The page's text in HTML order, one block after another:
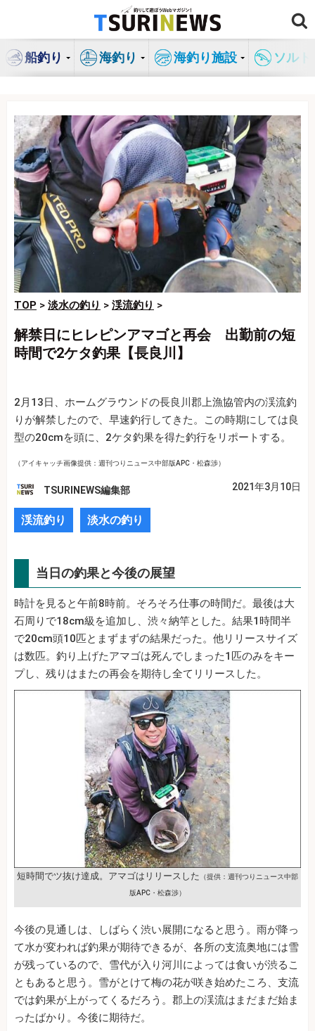
ン
船釣り 海釣り 海釣り施設 ソル
TOP > 淡水の釣り > 渓流釣り >
解禁日にヒレピンアマゴと再会 出勤前の短
時間で2ケタ釣果【長良川】
2月13日、ホームグラウンドの長良川郡上漁協管内の渓流釣
りが解禁したので、早速釣行してきた。この時期にしては良
型の20cmを頭に、2ケタ釣果を得た釣行をリポートする。
（アイキャッチ画像提供：週刊つりニュース中部版APC・松森渉）
TSURINEWS編集部 2021年3月10日
渓流釣り 淡水の釣り
当日の釣果と今後の展望
時計を見ると午前8時前。そろそろ仕事の時間だ。最後は大
石周りで18cm級を追加し、渋々納竿とした。結果1時間半
で20cm頭10匹とまずまずの結果だった。他リリースサイズ
は数匹。釣り上げたアマゴは死んでしまった1匹のみをキー
プし、残りはまたの再会を期待し全てリリースした。
短時間でツ抜け達成。アマゴはリリースした （提供：週刊つりニュース中部
版APC・松森渉）
今後の見通しは、しばらく渋い展開になると思う。雨が降っ
て水が変われば釣果が期待できるが、各所の支流奥地には雪
が残っているので、雪代が入り河川によっては食いが渋るこ
ともあると思う。雪がとけて梅の花が咲き始めたころ、支流
では釣果が上がってくるだろう。郡上の渓流はまだまだ始ま
ったばかり。今後に期待だ。